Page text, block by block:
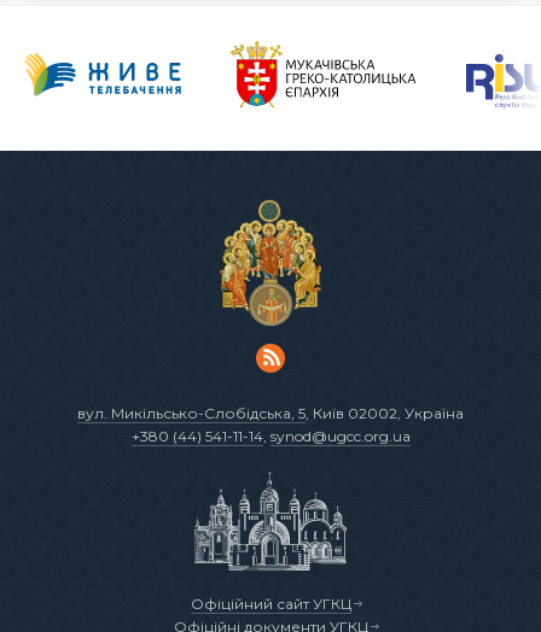
вул. Микільсько-Слобідська, 5 , Київ 02002, Україна
+380 (44) 541-11-14, synod@ugcc.org.ua
Офіційний сайт УГКЦ
Офіційні документи УГКЦ